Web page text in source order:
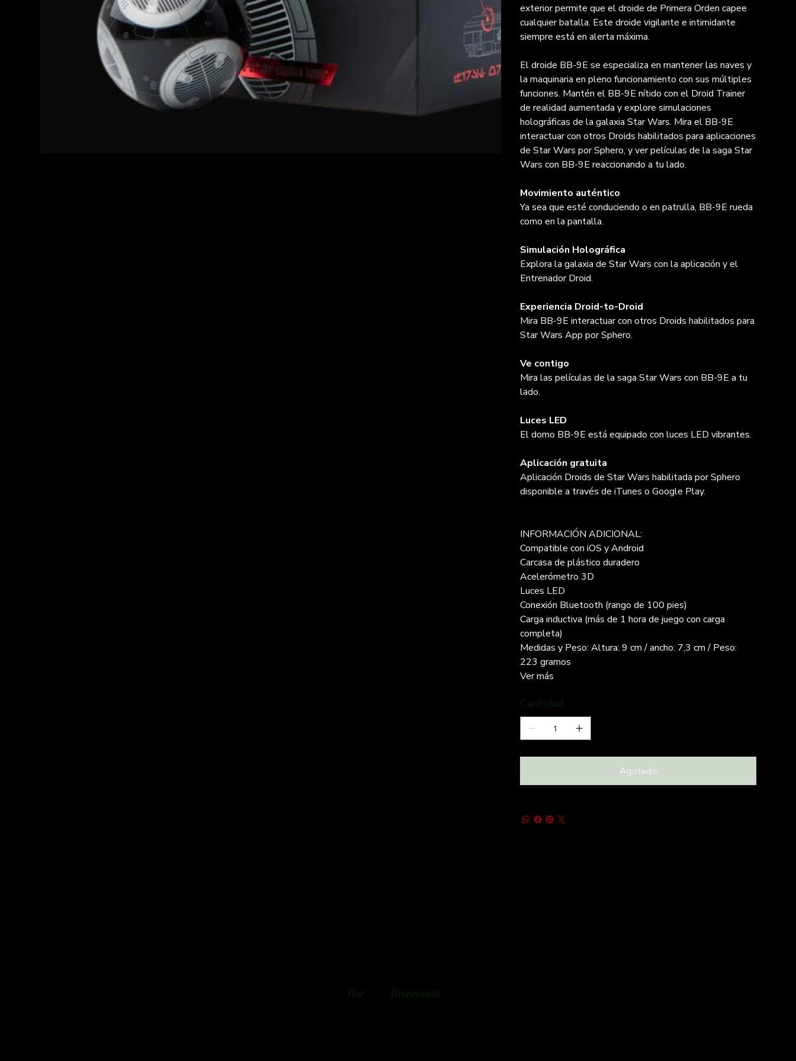
exterior permite que el droide de Primera Orden capee
cualquier batalla. Este droide vigilante e intimidante
siempre está en alerta máxima.
El droide BB-9E se especializa en mantener las naves y
la maquinaria en pleno funcionamiento con sus múltiples
funciones. Mantén el BB-9E nítido con el Droid Trainer
de realidad aumentada y explore simulaciones
holográficas de la galaxia Star Wars. Mira el BB-9E
interactuar con otros Droids habilitados para aplicaciones
de Star Wars por Sphero, y ver películas de la saga Star
Wars con BB-9E reaccionando a tu lado.
Movimiento auténtico
Ya sea que esté conduciendo o en patrulla, BB-9E rueda
como en la pantalla.
Simulación Holográfica
Explora la galaxia de Star Wars con la aplicación y el
Entrenador Droid.
Experiencia Droid-to-Droid
Mira BB-9E interactuar con otros Droids habilitados para
Star Wars App por Sphero.
Ve contigo
Mira las películas de la saga Star Wars con BB-9E a tu
lado.
Luces LED
El domo BB-9E está equipado con luces LED vibrantes.
Aplicación gratuita
Aplicación Droids de Star Wars habilitada por Sphero
disponible a través de iTunes o Google Play.
INFORMACIÓN ADICIONAL:
Compatible con iOS y Android
Carcasa de plástico duradero
Acelerómetro 3D
Luces LED
Conexión Bluetooth (rango de 100 pies)
Carga inductiva (más de 1 hora de juego con carga
completa)
Medidas y Peso: Altura: 9 cm / ancho: 7,3 cm / Peso:
223 gramos
Ver más
Cantidad
Agotado
Bar Restaurant